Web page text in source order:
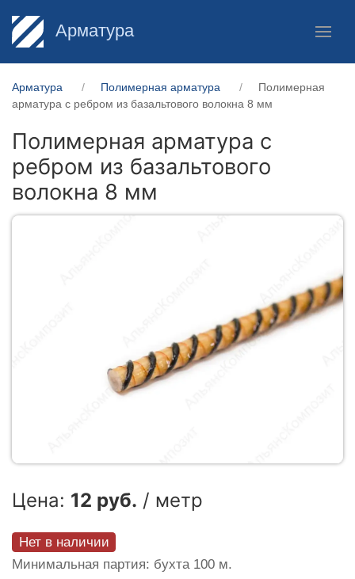
Арматура
Арматура Полимерная арматура
Полимерная
арматура c ребром из базальтового волокна 8 мм
Полимерная арматура c
ребром из базальтового
волокна 8 мм
Цена: 12 руб. / метр
Нет в наличии
Минимальная партия: бухта 100 м.